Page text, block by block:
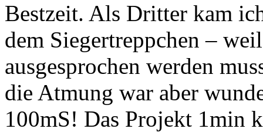
Bestzeit. Als Dritter kam
dem Siegertreppchen –
ausgesprochen werden
die Atmung war aber
100mS! Das Projekt 1min